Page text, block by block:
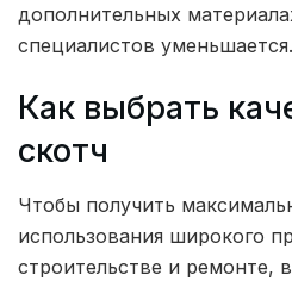
дополнительных
специалистов уменьшается.
Как выбрать
скотч
Чтобы получить
использования широкого
строительстве и ремонте,